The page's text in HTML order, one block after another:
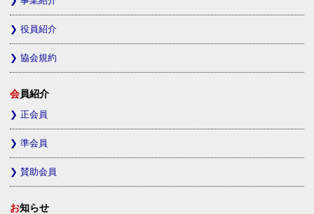
役員紹介
協会規約
会員紹介
正会員
準会員
賛助会員
お知らせ